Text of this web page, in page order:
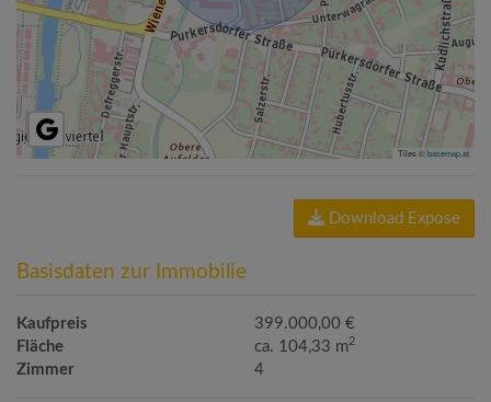
Tiles ©basemap.at
Download Expose
Basisdaten zur Immobilie
Kaufpreis
399.000,00 €
Fläche
ca. 104,33 m2
Zimmer 4